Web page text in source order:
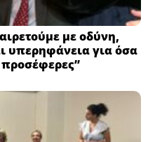
με οδύνη,
υπερηφάνεια για όσα